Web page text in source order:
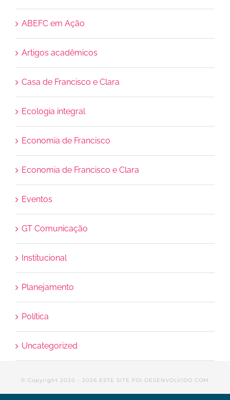
ABEFC em Ação
Artigos acadêmicos
Casa de Francisco e Clara
Ecologia integral
Economia de Francisco
Economia de Francisco e Clara
Eventos
GT Comunicação
Institucional
Planejamento
Política
Uncategorized
© Copyright 2020 - 2026 ESTE SITE FOI DESENVOLVIDO COM